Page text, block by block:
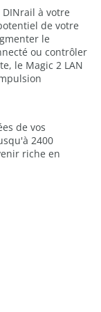
à votre
de votre
le
ou contrôler
le Magic 2 LAN
de vos
2400
riche en